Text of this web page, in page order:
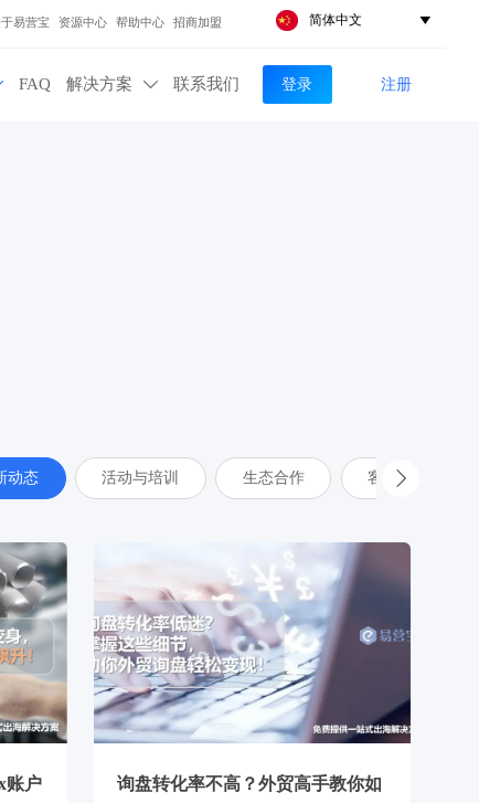
易营宝 资源中心 帮助中心 招商加盟 简体中文 
FAQ 解决方案  联系我们 登录 注册
动态 活动与培训 生态合作 客户案例

账户
询盘转化率不高？外贸高手教你如